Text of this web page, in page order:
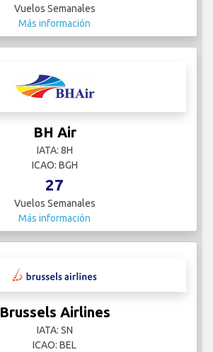
Vuelos Semanales
Más información
BH Air
IATA: 8H
ICAO: BGH
27
Vuelos Semanales
Más información
Brussels Airlines
IATA: SN
ICAO: BEL